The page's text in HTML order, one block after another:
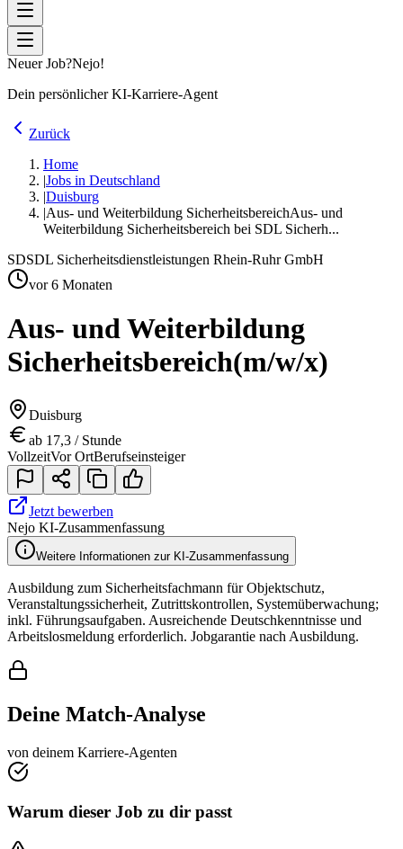
Neuer Job?Nejo!
Dein persönlicher KI-Karriere-Agent
Zurück
Home
|Jobs in Deutschland
|Duisburg
|Aus- und Weiterbildung SicherheitsbereichAus- und
Weiterbildung Sicherheitsbereich bei SDL Sicherh...
SDSDL Sicherheitsdienstleistungen Rhein-Ruhr GmbH
vor 6 Monaten
Aus- und Weiterbildung
Sicherheitsbereich(m/w/x)
Duisburg
ab 17,3 / Stunde
VollzeitVor OrtBerufseinsteiger
Jetzt bewerben
Nejo KI-Zusammenfassung
Weitere Informationen zur KI-Zusammenfassung
Ausbildung zum Sicherheitsfachmann für Objektschutz,
Veranstaltungssicherheit, Zutrittskontrollen, Systemüberwachung;
inkl. Führungsaufgaben. Ausreichende Deutschkenntnisse und
Arbeitslosmeldung erforderlich. Jobgarantie nach Ausbildung.
Deine Match-Analyse
von deinem Karriere-Agenten
Warum dieser Job zu dir passt